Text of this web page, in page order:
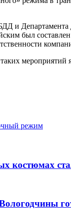
и Департамента
был
режим
костюмах